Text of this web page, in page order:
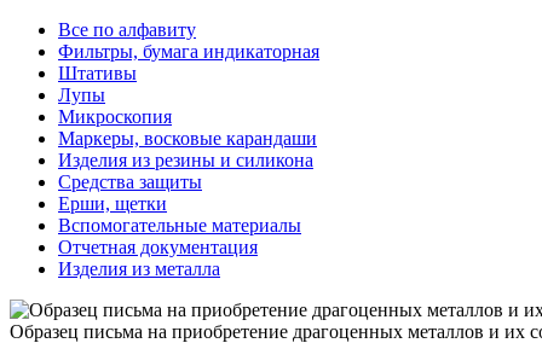
Все по алфавиту
Фильтры, бумага индикаторная
Штативы
Лупы
Микроскопия
Маркеры, восковые карандаши
Изделия из резины и силикона
Средства защиты
Ерши, щетки
Вспомогательные материалы
Отчетная документация
Изделия из металла
Образец письма на приобретение драгоценных металлов и их